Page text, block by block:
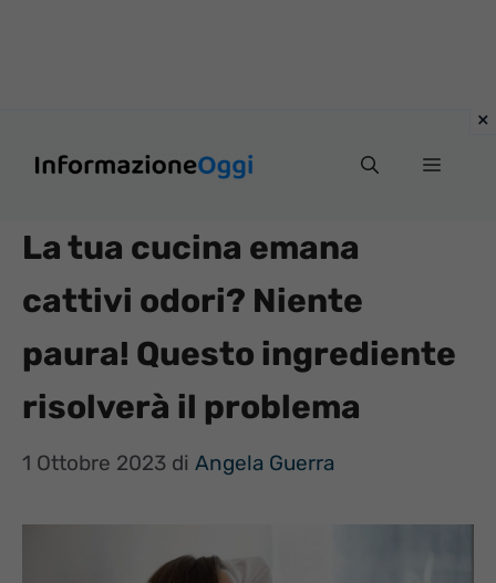
Menu
La tua cucina emana
cattivi odori? Niente
paura! Questo ingrediente
risolverà il problema
1 Ottobre 2023 di Angela Guerra